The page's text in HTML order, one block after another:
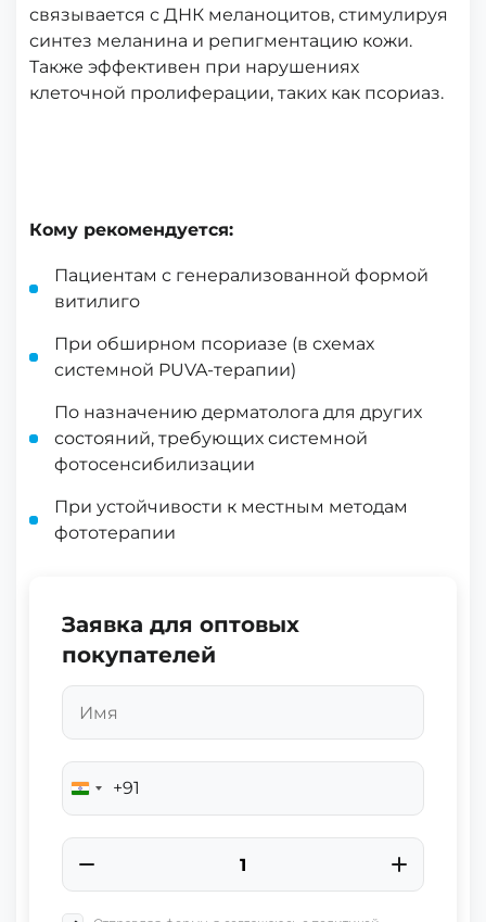
связывается с ДНК меланоцитов, стимулируя
синтез меланина и репигментацию кожи.
Также эффективен при нарушениях
клеточной пролиферации, таких как псориаз.
Кому рекомендуется:
Пациентам с генерализованной формой
витилиго
При обширном псориазе (в схемах
системной PUVA-терапии)
По назначению дерматолога для других
состояний, требующих системной
фотосенсибилизации
При устойчивости к местным методам
фототерапии
Заявка для оптовых
покупателей
India
+91
+91